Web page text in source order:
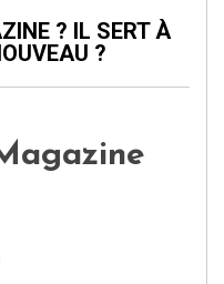
? IL SERT À
?